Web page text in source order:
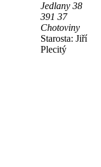
Jedlany 38
391 37
Chotoviny
Starosta: Jiří
Plecitý